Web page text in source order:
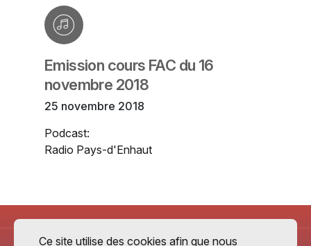
Emission cours FAC du 16
novembre 2018
25 novembre 2018
Podcast:
Radio Pays-d'Enhaut
Ce site utilise des cookies afin que nous